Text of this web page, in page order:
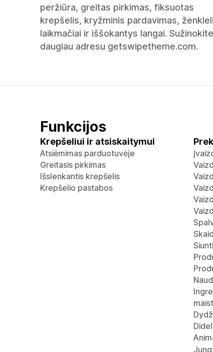
peržiūra, greitas pirkimas, fiksuotas
krepšelis, kryžminis pardavimas,
laikmačiai ir iššokantys langai. Sužinokite
daugiau adresu getswipetheme.com.
Funkcijos
Krepšeliui ir atsiskaitymui
Atsiėmimas parduotuvėje
Greitasis pirkimas
Išslenkantis krepšelis
Krepšelio pastabos